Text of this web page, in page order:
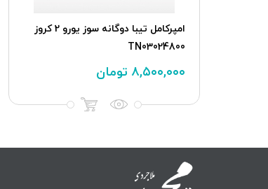
امپرکامل تیبا دوگانه سوز یورو 2 کروز
TN03024800
۸,۵۰۰,۰۰۰ تومان